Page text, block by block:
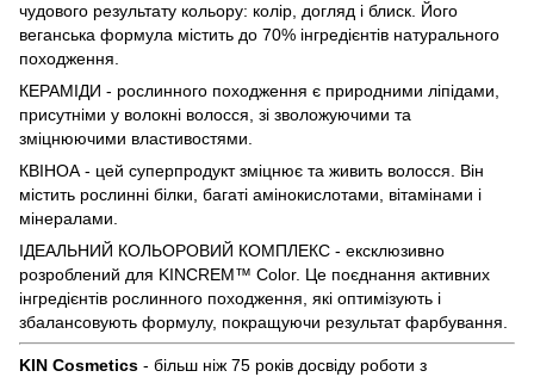
чудового результату кольору: колір, догляд і блиск. Його
веганська формула містить до 70% інгредієнтів натурального
походження.
КЕРАМІДИ - рослинного походження є природними ліпідами,
присутніми у волокні волосся, зі зволожуючими та
зміцнюючими властивостями.
КВІНОА - цей суперпродукт зміцнює та живить волосся. Він
містить рослинні білки, багаті амінокислотами, вітамінами і
мінералами.
ІДЕАЛЬНИЙ КОЛЬОРОВИЙ КОМПЛЕКС - ексклюзивно
розроблений для KINCREM™ Color. Це поєднання активних
інгредієнтів рослинного походження, які оптимізують і
збалансовують формулу, покращуючи результат фарбування.
KIN Cosmetics - більш ніж 75 років досвіду роботи з